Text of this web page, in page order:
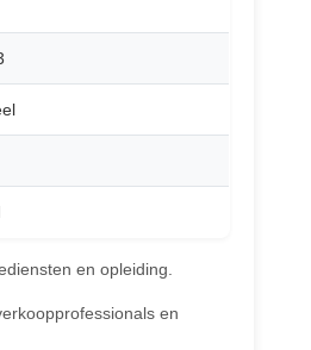
en opleiding.
en